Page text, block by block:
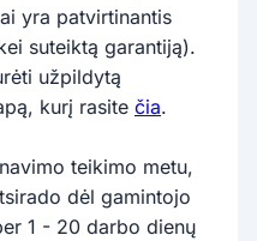
yra patvirtinantis
suteiktą garantiją).
užpildytą
kurį rasite čia.
teikimo metu,
dėl gamintojo
1 - 20 darbo dienų